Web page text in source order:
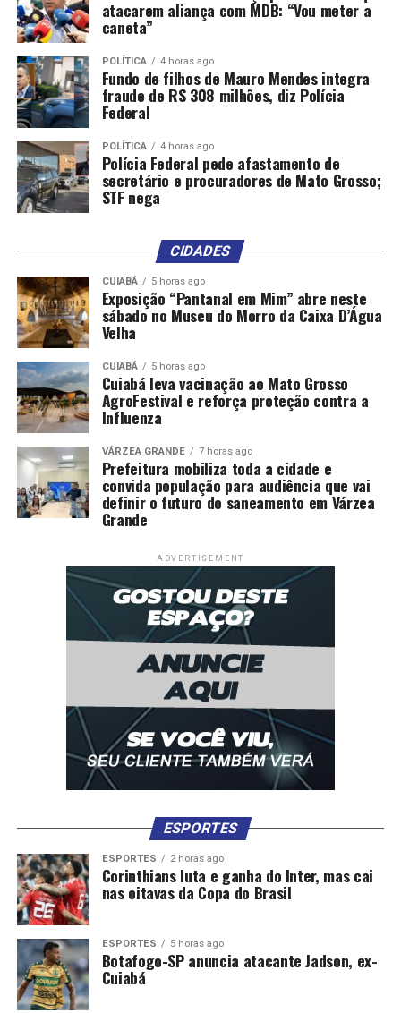
atacarem aliança com MDB: “Vou meter a
caneta”
POLÍTICA 4 horas ago
Fundo de filhos de Mauro Mendes integra
fraude de R$ 308 milhões, diz Polícia
Federal
POLÍTICA 4 horas ago
Polícia Federal pede afastamento de
secretário e procuradores de Mato Grosso;
STF nega
CIDADES
CUIABÁ 5 horas ago
Exposição “Pantanal em Mim” abre neste
sábado no Museu do Morro da Caixa D’Água
Velha
CUIABÁ 5 horas ago
Cuiabá leva vacinação ao Mato Grosso
AgroFestival e reforça proteção contra a
Influenza
VÁRZEA GRANDE 7 horas ago
Prefeitura mobiliza toda a cidade e
convida população para audiência que vai
definir o futuro do saneamento em Várzea
Grande
ADVERTISEMENT
ESPORTES
ESPORTES 2 horas ago
Corinthians luta e ganha do Inter, mas cai
nas oitavas da Copa do Brasil
ESPORTES 5 horas ago
Botafogo-SP anuncia atacante Jadson, ex-
Cuiabá